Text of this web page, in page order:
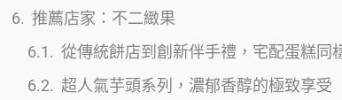
推薦店家：不二緻果
從傳統餅店到創新伴手禮，宅配蛋糕同
超人氣芋頭系列，濃郁香醇的極致享受